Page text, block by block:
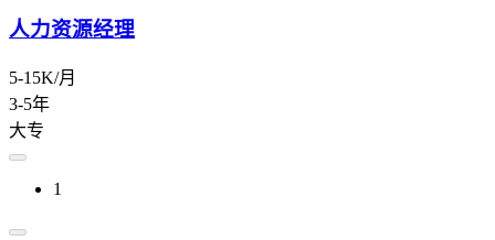
人力资源经理
5-15K/月
3-5年
大专
1